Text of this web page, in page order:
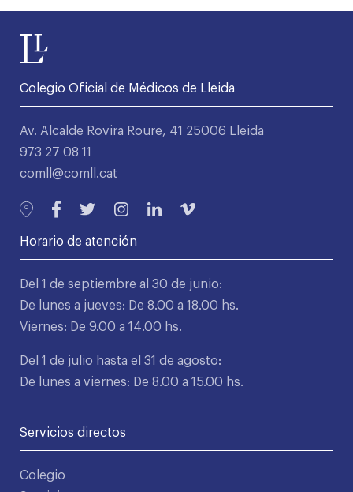
Colegio Oficial de Médicos de Lleida
Av. Alcalde Rovira Roure, 41 25006 Lleida
973 27 08 11
comll@comll.cat
Horario de atención
Del 1 de septiembre al 30 de junio:
De lunes a jueves: De 8.00 a 18.00 hs.
Viernes: De 9.00 a 14.00 hs.
Del 1 de julio hasta el 31 de agosto:
De lunes a viernes: De 8.00 a 15.00 hs.
Servicios directos
Colegio